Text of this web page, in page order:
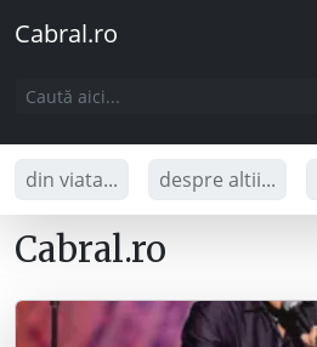
Cabral.ro
din viata... despre altii...
Cabral.ro